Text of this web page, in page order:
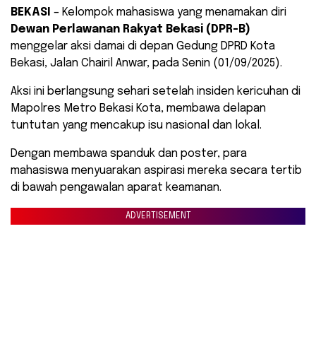
BEKASI – Kelompok mahasiswa yang menamakan diri
Dewan Perlawanan Rakyat Bekasi (DPR-B)
menggelar aksi damai di depan Gedung DPRD Kota
Bekasi, Jalan Chairil Anwar, pada Senin (01/09/2025).
Aksi ini berlangsung sehari setelah insiden kericuhan di
Mapolres Metro Bekasi Kota, membawa delapan
tuntutan yang mencakup isu nasional dan lokal.
Dengan membawa spanduk dan poster, para
mahasiswa menyuarakan aspirasi mereka secara tertib
di bawah pengawalan aparat keamanan.
ADVERTISEMENT